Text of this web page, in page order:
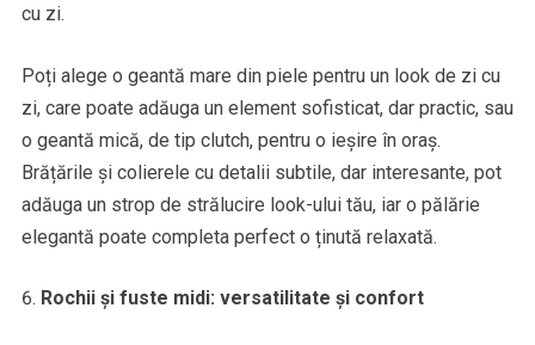
cu zi.
Poți alege o geantă mare din piele pentru un look de zi cu
zi, care poate adăuga un element sofisticat, dar practic, sau
o geantă mică, de tip clutch, pentru o ieșire în oraș.
Brățările și colierele cu detalii subtile, dar interesante, pot
adăuga un strop de strălucire look-ului tău, iar o pălărie
elegantă poate completa perfect o ținută relaxată.
Rochii și fuste midi: versatilitate și confort